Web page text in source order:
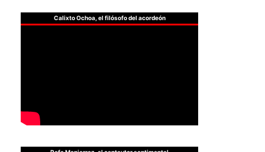
Calixto Ochoa, el filósofo del acordeón